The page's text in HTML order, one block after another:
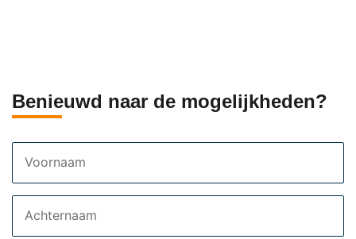
Benieuwd naar de mogelijkheden?